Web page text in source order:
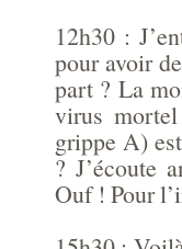
12h30 :
pour avoir
part ? La
virus
grippe A)
? J’écoute
Ouf ! Pour